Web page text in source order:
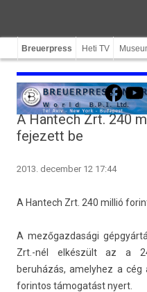
Breuerpress Heti TV
Facebook
A Hantech Zrt. 240
fejezett be
2013. december 12 17:44
A Han­tech Zrt. 240 millió
A mezőgaz­dasági
Zrt.-nél elkészült az a
beruházás, amelyhez a
forin­tos támogatást nyert.